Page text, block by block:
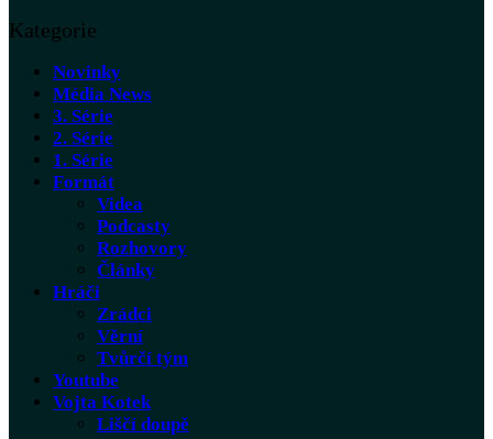
Kategorie
Novinky
Média News
3. Série
2. Série
1. Série
Formát
Videa
Podcasty
Rozhovory
Články
Hráči
Zrádci
Věrní
Tvůrčí tým
Youtube
Vojta Kotek
Liščí doupě